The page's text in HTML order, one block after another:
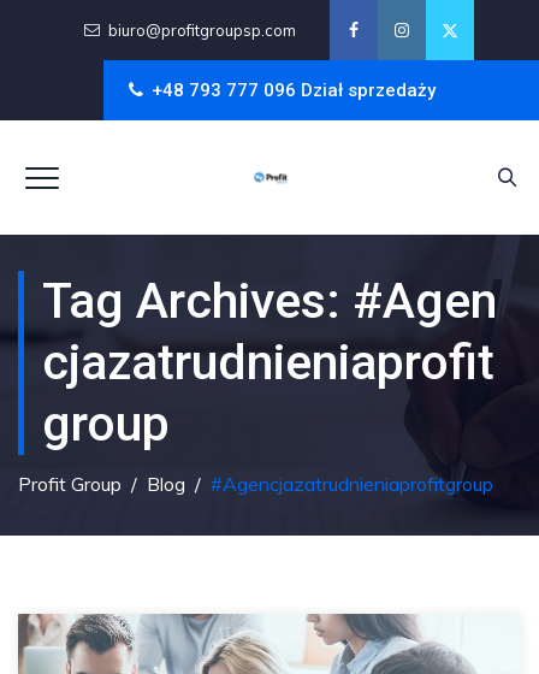
biuro@profitgroupsp.com
+48 793 777 096 Dział sprzedaży
Tag Archives: #agen
Cjazatrudnieniaprofit
Group
Profit Group / Blog / #agencjazatrudnieniaprofitgroup